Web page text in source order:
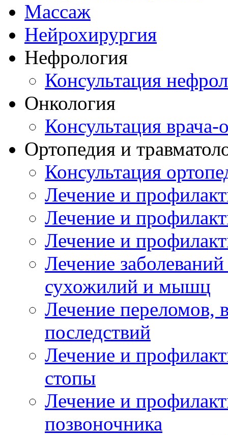
Массаж
Нейрохирургия
Нефрология
Консультация
Онкология
Консультация врача-
Ортопедия и
Консультация
Лечение и
Лечение и
Лечение и
Лечение
сухожилий и мышц
Лечение переломов,
последствий
Лечение и
стопы
Лечение и
позвоночника